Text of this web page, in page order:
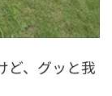
ど、グッと我